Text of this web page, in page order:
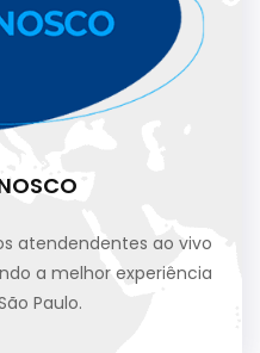
atendendentes ao vivo
a melhor experiência
Paulo.